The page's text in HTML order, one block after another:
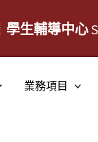
生輔導中心
業務項目